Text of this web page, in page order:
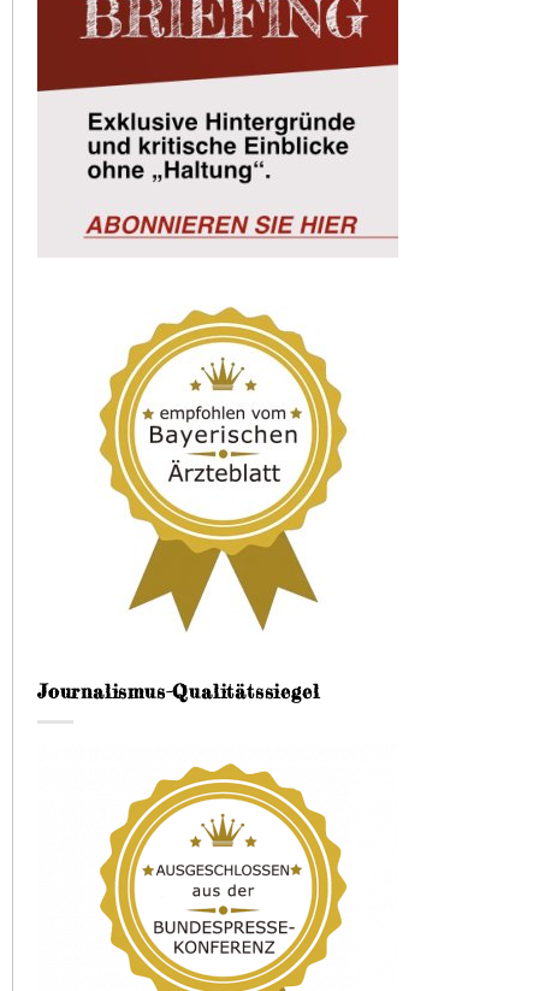
Journalismus-Qualitätssiegel